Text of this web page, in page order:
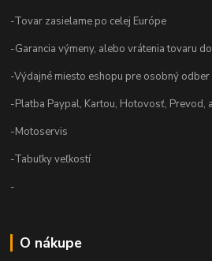
-Tovar zasielame po celej Európe
-Garancia výmeny, alebo vrátenia tovaru
-Výdajné miesto eshopu pre osobný odber
-Platba Paypal, Kartou, Hotovosť, Prevod,
-Motoservis
-Tabuľky veľkostí
-
O nákupe